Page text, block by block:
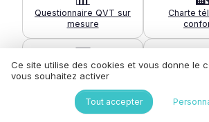
Questionnaire QVT sur
mesure
Charte
Coût de l’absentéisme
🏖️
Ce site utilise des cookies et vous donne le
vous souhaitez activer
Tout accepter